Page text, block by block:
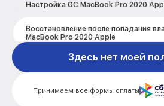
Настройка ОС MacBook Pro 2020
Восстановление после попадания
MacBook Pro 2020 Apple
Чистка от пыли MacBook Pro 2020
Замена Bluetooth MacBook Pro 2020
Apple
Принимаем все формы оплаты
Здесь нет моей